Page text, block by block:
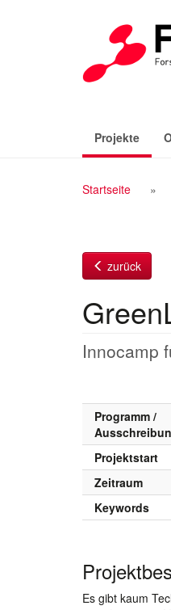
Projekte
Startseite
zurück
Innocamp
Programm /
Projektstart
Zeitraum
Keywords
Es gibt kaum